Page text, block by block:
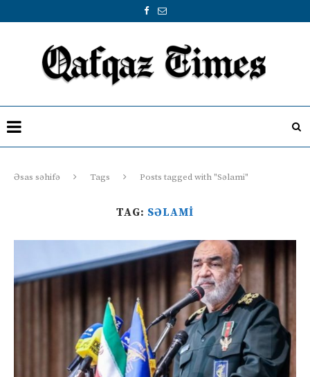
Əsas səhifə Tags Posts tagged with "Səlami"
TAG: SƏLAMI